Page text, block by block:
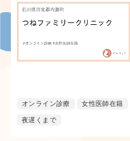
オンライン診療 女性医師在籍
夜遅くまで